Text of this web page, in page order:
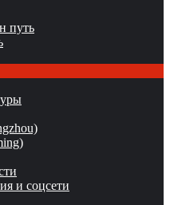
путь
и соцсети